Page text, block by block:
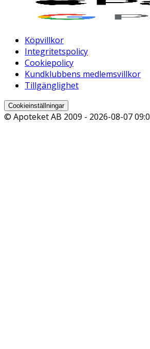
Köpvillkor
Integritetspolicy
Cookiepolicy
Kundklubbens medlemsvillkor
Tillgänglighet
Cookieinställningar
© Apoteket AB 2009 - 2026-08-07